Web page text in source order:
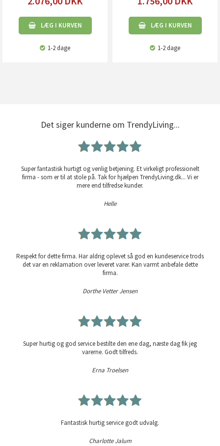
LÆG I KURVEN
1-2 dage
LÆG I KURVEN
1-2 dage
Det siger kunderne om TrendyLiving...
Super fantastisk hurtigt og venlig betjening. Et virkeligt professionelt
firma - som er til at stole på. Tak for hjælpen TrendyLiving.dk... Vi er
mere end tilfredse kunder.
Helle
Respekt for dette firma. Har aldrig oplevet så god en kundeservice trods
det var en reklamation over leveret varer. Kan varmt anbefale dette
firma.
Dorthe Vetter Jensen
Super hurtig og god service bestilte den ene dag, næste dag fik jeg
varerne. Godt tilfreds.
Erna Troelsen
Fantastisk hurtig service godt udvalg.
Charlotte Jalum